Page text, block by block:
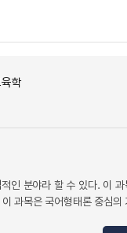
학
인 분야라 할 수 있다. 이
과목은 국어형태론 중심